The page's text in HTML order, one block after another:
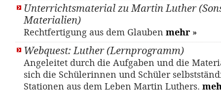
Unterrichtsmaterial zu Martin Luther
Materialien)
Rechtfertigung aus dem Glauben mehr »
Webquest: Luther (Lernprogramm)
Angeleitet durch die Aufgaben und die
sich die Schülerinnen und Schüler
Stationen aus dem Leben Martin Luthers.